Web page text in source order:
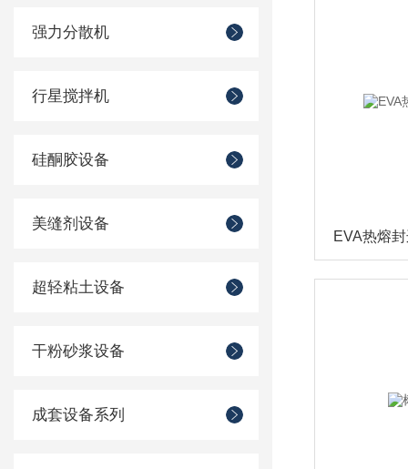
强力分散机
行星搅拌机
硅酮胶设备
美缝剂设备
超轻粘土设备
干粉砂浆设备
成套设备系列
EVA热熔